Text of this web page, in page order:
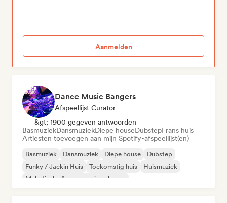
Aanmelden
Dance Music Bangers
Afspeellijst Curator
&gt; 1900 gegeven antwoorden
BasmuziekDansmuziekDiepe houseDubstepFrans huis
Artiesten toevoegen aan mijn Spotify-afspeellijst(en)
Basmuziek Dansmuziek Diepe house
Dubstep
Funky / Jackin Huis
Toekomstig huis
Huismuziek
Melodische & progressieve house